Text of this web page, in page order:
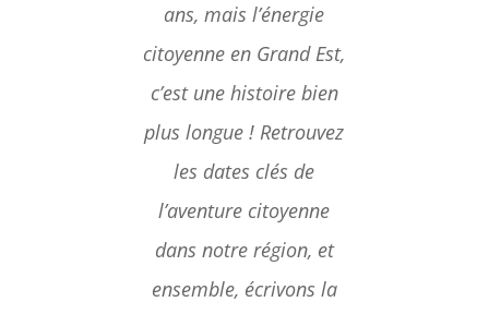
ans, mais l’énergie
citoyenne en Grand Est,
c’est une histoire bien
plus longue ! Retrouvez
les dates clés de
l’aventure citoyenne
dans notre région, et
ensemble, écrivons la